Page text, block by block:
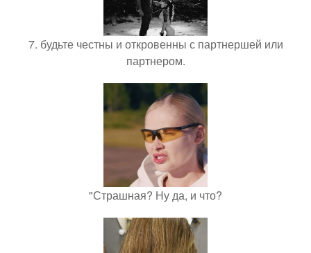
7. будьте честны и откровенны с партнершей или
партнером.
"Страшная? Ну да, и что?